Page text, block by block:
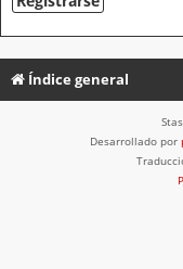
Índice general
Desarrollado por